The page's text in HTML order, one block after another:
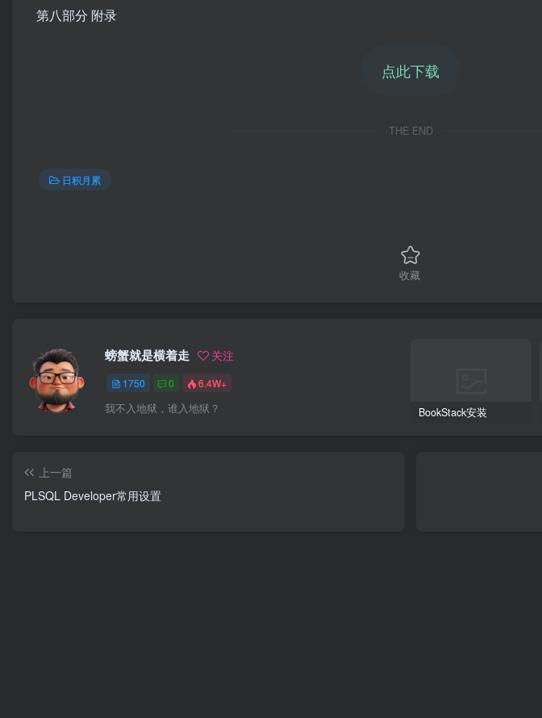
第八部分 附录
点此下载
THE END
日积月累
收藏
螃蟹就是横着走 关注
1750 0 6.4W+
我不入地狱，谁入地狱？ BookStack安装
上一篇
PLSQL Developer常用设置